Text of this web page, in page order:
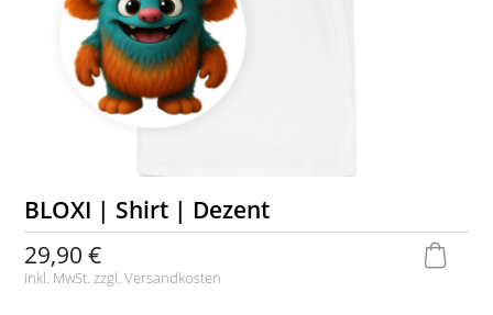
BLOXI | Shirt | Dezent
29,90 €
inkl. MwSt. zzgl.Versandkosten